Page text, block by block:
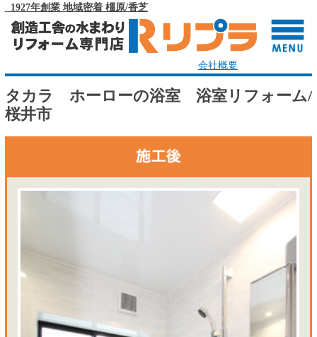
1927年創業 地域密着 橿原/香芝
会社概要
タカラ ホーローの浴室 浴室リフォーム/
桜井市